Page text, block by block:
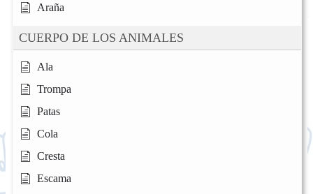
Araña
CUERPO DE LOS ANIMALES
Ala
Trompa
Patas
Cola
Cresta
Escama